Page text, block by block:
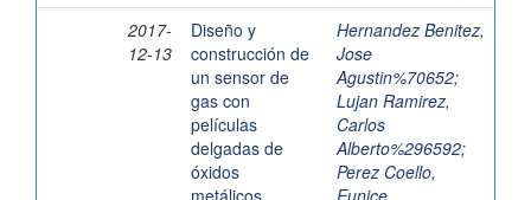
2017-
12-13
Diseño y
construcción de
un sensor de
gas con
películas
delgadas de
óxidos
Hernandez Benitez,
Jose
Agustin%70652;
Lujan Ramirez,
Carlos
Alberto%296592;
Perez Coello,